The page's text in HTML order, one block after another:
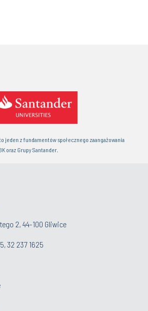
jeden z fundamentów społecznego zaangażowania
oraz Grupy Santander.
2, 44-100 Gliwice
32 237 1625